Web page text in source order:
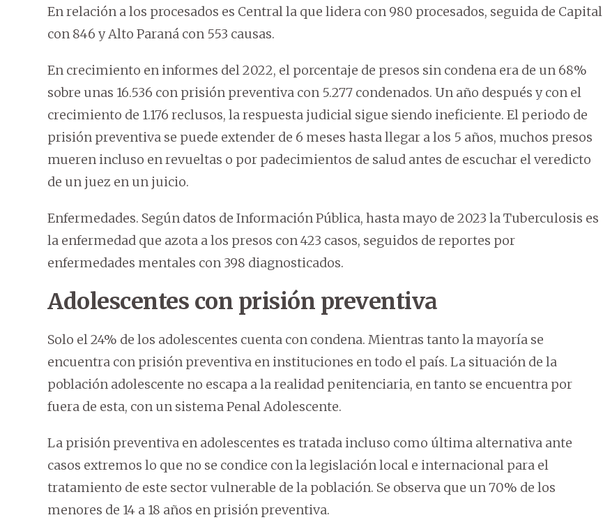
En relación a los procesados es Central la que lidera con 980 procesados, seguida de Capital
con 846 y Alto Paraná con 553 causas.
En crecimiento en informes del 2022, el porcentaje de presos sin condena era de un 68%
sobre unas 16.536 con prisión preventiva con 5.277 condenados. Un año después y con el
crecimiento de 1.176 reclusos, la respuesta judicial sigue siendo ineficiente. El periodo de
prisión preventiva se puede extender de 6 meses hasta llegar a los 5 años, muchos presos
mueren incluso en revueltas o por padecimientos de salud antes de escuchar el veredicto
de un juez en un juicio.
Enfermedades. Según datos de Información Pública, hasta mayo de 2023 la Tuberculosis es
la enfermedad que azota a los presos con 423 casos, seguidos de reportes por
enfermedades mentales con 398 diagnosticados.
Adolescentes con prisión preventiva
Solo el 24% de los adolescentes cuenta con condena. Mientras tanto la mayoría se
encuentra con prisión preventiva en instituciones en todo el país. La situación de la
población adolescente no escapa a la realidad penitenciaria, en tanto se encuentra por
fuera de esta, con un sistema Penal Adolescente.
La prisión preventiva en adolescentes es tratada incluso como última alternativa ante
casos extremos lo que no se condice con la legislación local e internacional para el
tratamiento de este sector vulnerable de la población. Se observa que un 70% de los
menores de 14 a 18 años en prisión preventiva.